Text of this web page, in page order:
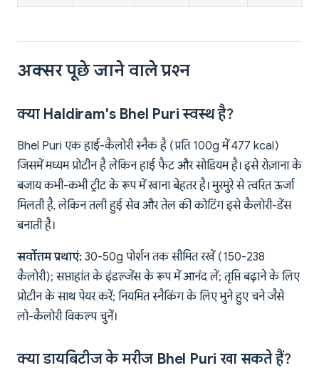
अक्सर पूछे जाने वाले प्रश्न
क्या Haldiram's Bhel Puri स्वस्थ है?
Bhel Puri एक हाई-कैलोरी स्नैक है (प्रति 100g में 477 kcal)
जिसमें मध्यम प्रोटीन है लेकिन हाई फैट और सोडियम है। इसे रोज़ाना के
बजाय कभी-कभी ट्रीट के रूप में खाना बेहतर है। मुरमुरे से त्वरित ऊर्जा
मिलती है, लेकिन तली हुई सेव और तेल की कोटिंग इसे कैलोरी-डेंस
बनाती है।
सर्वोत्तम प्रथाएं: 30-50g पोर्शन तक सीमित रखें (150-238
कैलोरी); सप्ताहांत के इंडल्जेंस के रूप में आनंद लें; तृप्ति बढ़ाने के लिए
प्रोटीन के साथ पेयर करें; नियमित स्नैकिंग के लिए भुने हुए चने जैसे
लो-कैलोरी विकल्प चुनें।
क्या डायबिटीज के मरीज Bhel Puri खा सकते हैं?